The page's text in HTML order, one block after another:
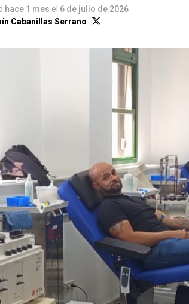
hace 1 mes el 6 de julio de 2026
Cabanillas Serrano